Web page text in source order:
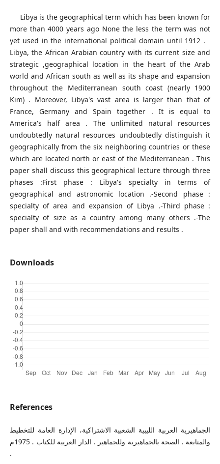
Libya is the geographical term which has been known for
more than 4000 years ago None the less the term was not
yet used in the international political domain until 1912 .
Libya, the African Arabian country with its current size and
strategic ,geographical location in the heart of the Arab
world and African south as well as its shape and expansion
throughout the Mediterranean south coast (nearly 1900
Kim) . Moreover, Libya's vast area is larger than that of
France, Germany and Spain together . It is equal to
America's half area . The unlimited natural resources
undoubtedly natural resources undoubtedly distinguish it
geographically from the six neighboring countries or these
which are located north or east of the Mediterranean . This
paper shall discuss this geographical lecture through three
phases :First phase : Libya's specialty in terms of
geographical and astronomic location .-Second phase :
specialty of area and expansion of Libya .-Third phase :
specialty of size as a country among many others .-The
paper shall and with recommendations and results .
Downloads
References
الجماهيرية العربية الليبية الشعبية الاشتراكية، الإدارة العامة للتخطيط
والمتابعة . الصحة بالجماهيرية وللجماهير . الدار العربية للكتاب . 1975م
.